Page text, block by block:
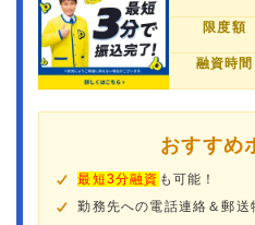
限度額
融資時間
おすすめ
最短3分融資 も可能！
勤務先への電話連絡＆郵送